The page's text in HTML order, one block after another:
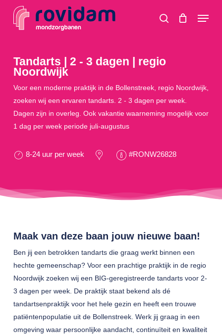
search
Menu
Tandarts | 2 - 3 dagen | regio
Noordwijk
Voor een moderne praktijk in de Bollenstreek, regio Noordwijk,
zoeken wij een ervaren tandarts. 2 - 3 dagen per week.
Dagen zijn in overleg. Ook vakantie waarneming mogelijk voor
1 dag per week periode juli-augustus
8-24 uur per week #RONW26828
Maak van deze baan jouw nieuwe baan!
Ben jij een betrokken tandarts die graag werkt binnen een
hechte gemeenschap? Voor een prachtige praktijk in de regio
Noordwijk zoeken wij een BIG-geregistreerde tandarts voor 2-
3 dagen per week. De praktijk staat bekend als dé
tandartsenpraktijk voor het hele gezin en heeft een trouwe
patiëntenpopulatie uit de Bollenstreek. Werk jij graag in een
omgeving waar persoonlijke aandacht, continuïteit en kwaliteit